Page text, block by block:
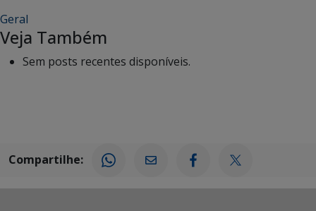
Geral
Veja Também
Sem posts recentes disponíveis.
Compartilhe: